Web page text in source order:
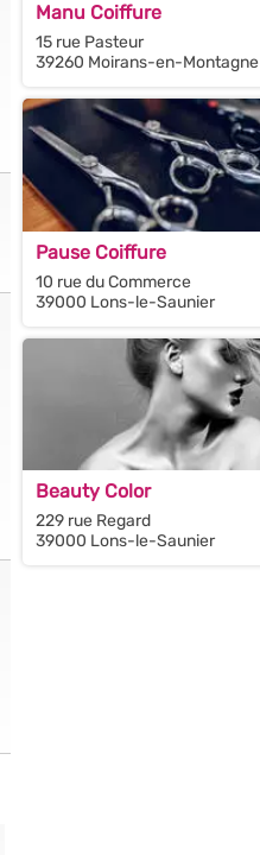
Manu Coiffure
15 rue Pasteur
39260 Moirans-en-Montagne
Pause Coiffure
10 rue du Commerce
39000 Lons-le-Saunier
Beauty Color
229 rue Regard
39000 Lons-le-Saunier